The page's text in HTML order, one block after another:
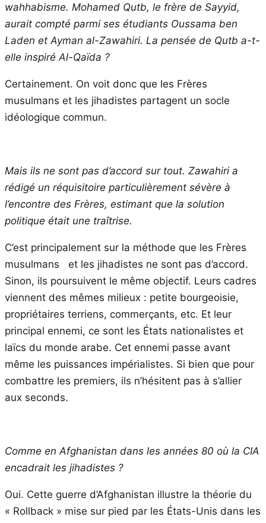
wahhabisme. Mohamed Qutb, le frère de Sayyid,
aurait compté parmi ses étudiants Oussama ben
Laden et Ayman al-Zawahiri. La pensée de Qutb a-t-
elle inspiré Al-Qaïda ?
Certainement. On voit donc que les Frères
musulmans et les jihadistes partagent un socle
idéologique commun.
Mais ils ne sont pas d’accord sur tout. Zawahiri a
rédigé un réquisitoire particulièrement sévère à
l’encontre des Frères, estimant que la solution
politique était une traîtrise.
C’est principalement sur la méthode que les Frères
musulmans et les jihadistes ne sont pas d’accord.
Sinon, ils poursuivent le même objectif. Leurs cadres
viennent des mêmes milieux : petite bourgeoisie,
propriétaires terriens, commerçants, etc. Et leur
principal ennemi, ce sont les États nationalistes et
laïcs du monde arabe. Cet ennemi passe avant
même les puissances impérialistes. Si bien que pour
combattre les premiers, ils n’hésitent pas à s’allier
aux seconds.
Comme en Afghanistan dans les années 80 où la CIA
encadrait les jihadistes ?
Oui. Cette guerre d’Afghanistan illustre la théorie du
« Rollback » mise sur pied par les États-Unis dans les